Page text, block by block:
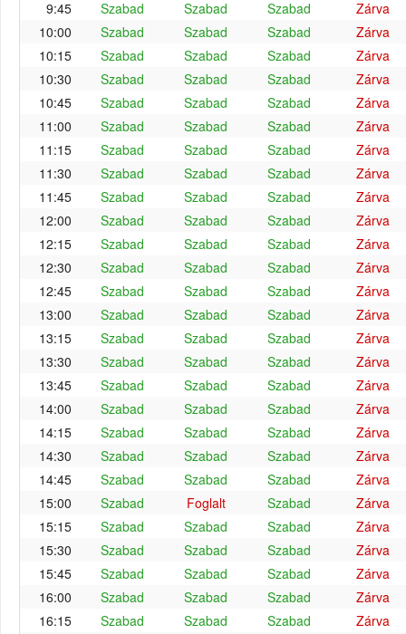
9:45
Szabad Szabad Szabad
Zárva
10:00
Szabad Szabad Szabad
Zárva
10:15
Szabad Szabad Szabad
Zárva
10:30
Szabad Szabad Szabad
Zárva
10:45
Szabad Szabad Szabad
Zárva
11:00
Szabad Szabad Szabad
Zárva
11:15
Szabad Szabad Szabad
Zárva
11:30
Szabad Szabad Szabad
Zárva
11:45
Szabad Szabad Szabad
Zárva
12:00
Szabad Szabad Szabad
Zárva
12:15
Szabad Szabad Szabad
Zárva
12:30
Szabad Szabad Szabad
Zárva
12:45
Szabad Szabad Szabad
Zárva
13:00
Szabad Szabad Szabad
Zárva
13:15
Szabad Szabad Szabad
Zárva
13:30
Szabad Szabad Szabad
Zárva
13:45
Szabad Szabad Szabad
Zárva
14:00
Szabad Szabad Szabad
Zárva
14:15
Szabad Szabad Szabad
Zárva
14:30
Szabad Szabad Szabad
Zárva
14:45
Szabad Szabad Szabad
Zárva
15:00
Szabad Foglalt Szabad
Zárva
15:15
Szabad Szabad Szabad
Zárva
15:30
Szabad Szabad Szabad
Zárva
15:45
Szabad Szabad Szabad
Zárva
16:00
Szabad Szabad Szabad
Zárva
16:15
Szabad Szabad Szabad Zárva